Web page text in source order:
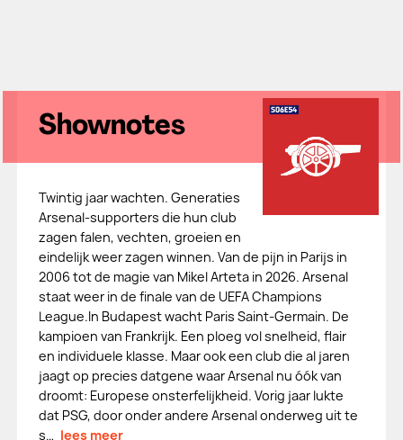
Shownotes
Twintig jaar wachten. Generaties
Arsenal-supporters die hun club
zagen falen, vechten, groeien en
eindelijk weer zagen winnen. Van de pijn in Parijs in
2006 tot de magie van Mikel Arteta in 2026. Arsenal
staat weer in de finale van de UEFA Champions
League.In Budapest wacht Paris Saint-Germain. De
kampioen van Frankrijk. Een ploeg vol snelheid, flair
en individuele klasse. Maar ook een club die al jaren
jaagt op precies datgene waar Arsenal nu óók van
droomt: Europese onsterfelijkheid. Vorig jaar lukte
dat PSG, door onder andere Arsenal onderweg uit te
s… lees meer